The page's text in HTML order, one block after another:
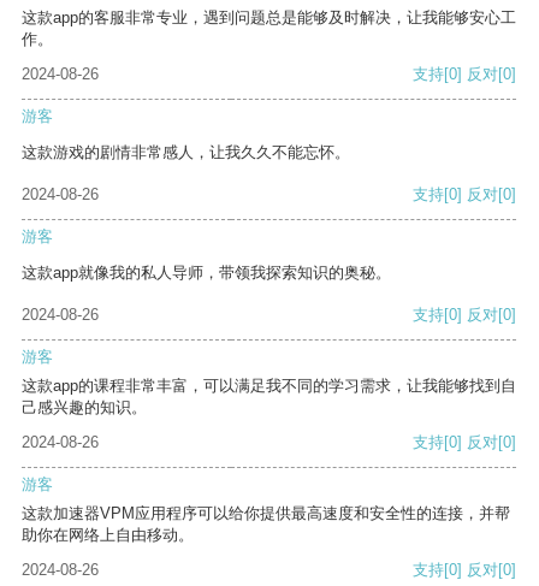
这款app的客服非常专业，遇到问题总是能够及时解决，让我能够安心工
作。
2024-08-26
支持[0] 反对[0]
游客
这款游戏的剧情非常感人，让我久久不能忘怀。
2024-08-26 支持[0] 反对[0]
游客
这款app就像我的私人导师，带领我探索知识的奥秘。
2024-08-26 支持[0] 反对[0]
游客
这款app的课程非常丰富，可以满足我不同的学习需求，让我能够找到自
己感兴趣的知识。
2024-08-26
支持[0] 反对[0]
游客
这款加速器VPM应用程序可以给你提供最高速度和安全性的连接，并帮
助你在网络上自由移动。
2024-08-26
支持[0] 反对[0]